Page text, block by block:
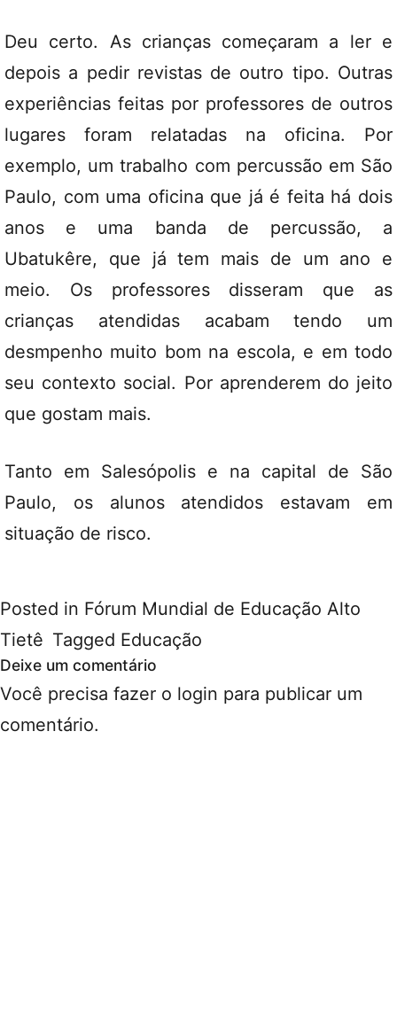
Deu certo. As crianças começaram a ler e
depois a pedir revistas de outro tipo. Outras
experiências feitas por professores de outros
lugares foram relatadas na oficina. Por
exemplo, um trabalho com percussão em São
Paulo, com uma oficina que já é feita há dois
anos e uma banda de percussão, a
Ubatukêre, que já tem mais de um ano e
meio. Os professores disseram que as
crianças atendidas acabam tendo um
desmpenho muito bom na escola, e em todo
seu contexto social. Por aprenderem do jeito
que gostam mais.
Tanto em Salesópolis e na capital de São
Paulo, os alunos atendidos estavam em
situação de risco.
Posted in Fórum Mundial de Educação Alto
Tietê Tagged Educação
Deixe um comentário
Você precisa fazer o login para publicar um
comentário.